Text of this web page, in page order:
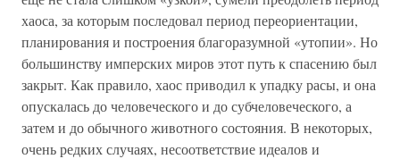
хаоса, за которым последовал период переориентации,
планирования и построения благоразумной «утопии». Но
большинству имперских миров этот путь к спасению был
закрыт. Как правило, хаос приводил к упадку расы, и она
опускалась до человеческого и до субчеловеческого, а
затем и до обычного животного состояния. В некоторых,
очень редких случаях, несоответствие идеалов и